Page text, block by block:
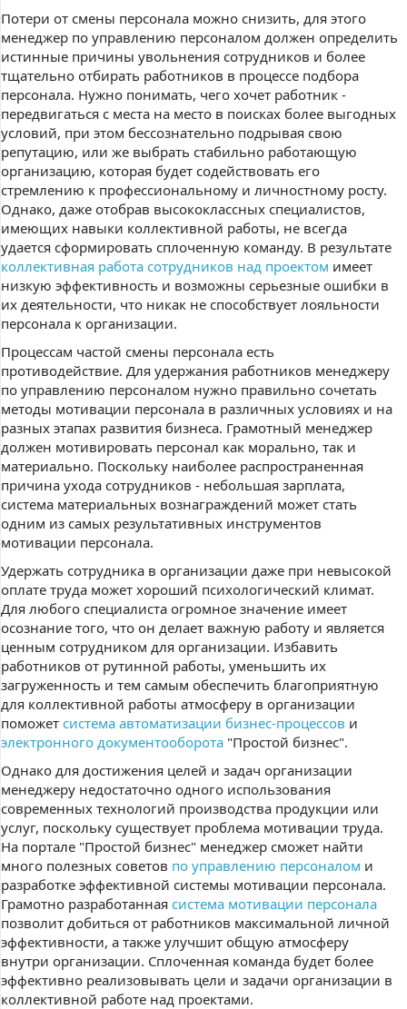
Потери от смены персонала можно снизить, для этого
менеджер по управлению персоналом должен определить
истинные причины увольнения сотрудников и более
тщательно отбирать работников в процессе подбора
персонала. Нужно понимать, чего хочет работник -
передвигаться с места на место в поисках более выгодных
условий, при этом бессознательно подрывая свою
репутацию, или же выбрать стабильно работающую
организацию, которая будет содействовать его
стремлению к профессиональному и личностному росту.
Однако, даже отобрав высококлассных специалистов,
имеющих навыки коллективной работы, не всегда
удается сформировать сплоченную команду. В результате
коллективная работа сотрудников над проектом имеет
низкую эффективность и возможны серьезные ошибки в
их деятельности, что никак не способствует лояльности
персонала к организации.
Процессам частой смены персонала есть
противодействие. Для удержания работников менеджеру
по управлению персоналом нужно правильно сочетать
методы мотивации персонала в различных условиях и на
разных этапах развития бизнеса. Грамотный менеджер
должен мотивировать персонал как морально, так и
материально. Поскольку наиболее распространенная
причина ухода сотрудников - небольшая зарплата,
система материальных вознаграждений может стать
одним из самых результативных инструментов
мотивации персонала.
Удержать сотрудника в организации даже при невысокой
оплате труда может хороший психологический климат.
Для любого специалиста огромное значение имеет
осознание того, что он делает важную работу и является
ценным сотрудником для организации. Избавить
работников от рутинной работы, уменьшить их
загруженность и тем самым обеспечить благоприятную
для коллективной работы атмосферу в организации
поможет система автоматизации бизнес-процессов и
электронного документооборота "Простой бизнес".
Однако для достижения целей и задач организации
менеджеру недостаточно одного использования
современных технологий производства продукции или
услуг, поскольку существует проблема мотивации труда.
На портале "Простой бизнес" менеджер сможет найти
много полезных советов по управлению персоналом и
разработке эффективной системы мотивации персонала.
Грамотно разработанная система мотивации персонала
позволит добиться от работников максимальной личной
эффективности, а также улучшит общую атмосферу
внутри организации. Сплоченная команда будет более
эффективно реализовывать цели и задачи организации в
коллективной работе над проектами.